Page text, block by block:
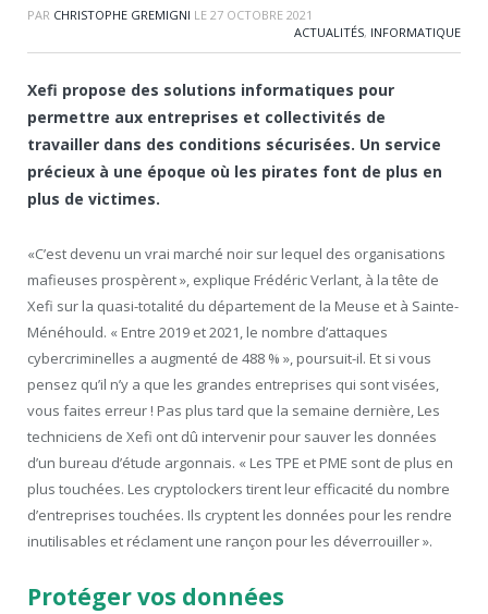
PAR CHRISTOPHE GREMIGNI LE 27 OCTOBRE 2021
ACTUALITÉS, INFORMATIQUE
Xefi propose des solutions informatiques pour
permettre aux entreprises et collectivités de
travailler dans des conditions sécurisées. Un service
précieux à une époque où les pirates font de plus en
plus de victimes.
«C’est devenu un vrai marché noir sur lequel des organisations
mafieuses prospèrent », explique Frédéric Verlant, à la tête de
Xefi sur la quasi-totalité du département de la Meuse et à Sainte-
Ménéhould. « Entre 2019 et 2021, le nombre d’attaques
cybercriminelles a augmenté de 488 % », poursuit-il. Et si vous
pensez qu’il n’y a que les grandes entreprises qui sont visées,
vous faites erreur ! Pas plus tard que la semaine dernière, Les
techniciens de Xefi ont dû intervenir pour sauver les données
d’un bureau d’étude argonnais. « Les TPE et PME sont de plus en
plus touchées. Les cryptolockers tirent leur efficacité du nombre
d’entreprises touchées. Ils cryptent les données pour les rendre
inutilisables et réclament une rançon pour les déverrouiller ».
Protéger vos données